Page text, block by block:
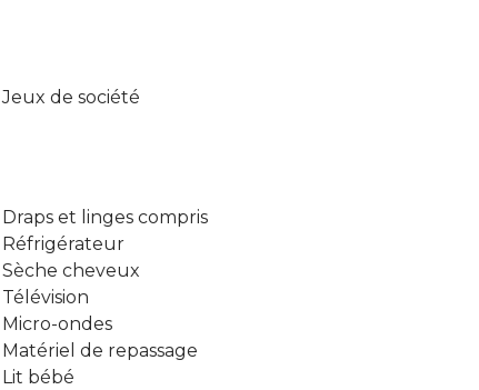
Jeux de société
Draps et linges compris
Réfrigérateur
Sèche cheveux
Télévision
Micro-ondes
Matériel de repassage
Lit bébé